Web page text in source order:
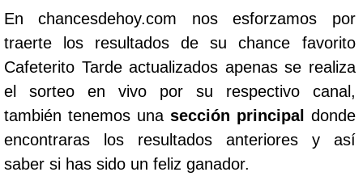
En chancesdehoy.com nos esforzamos por
traerte los resultados de su chance favorito
Cafeterito Tarde actualizados apenas se realiza
el sorteo en vivo por su respectivo canal,
también tenemos una sección principal donde
encontraras los resultados anteriores y así
saber si has sido un feliz ganador.